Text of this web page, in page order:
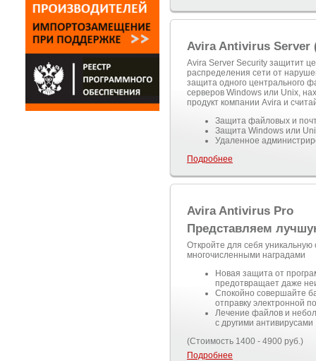
Avira Antivirus Server
Avira Server Security защитит
распределения сети от
защита одного центрального
серверов Windows или Unix,
продукт компании Avira и
Защита файловых и
Защита Windows или
Удаленное
Подробнее
Avira Antivirus Pro
Представляем
Откройте для себя
многочисленными наградами
Новая защита от
предотвращает даже
Спокойно совершайте
отправку электронной
Лечение файлов и
с другими антивирусами
(Стоимость 1400 - 4900 руб.)
Подробнее